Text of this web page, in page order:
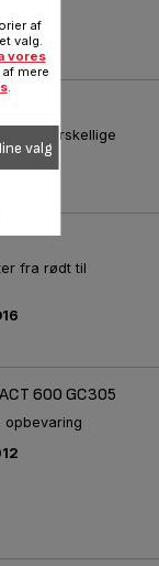
forskellige
fra rødt til
600 GC305
opbevaring
af
valg.
vores
mere
.
valg